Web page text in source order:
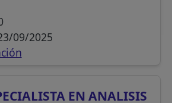
09/2025
EN ANALISIS